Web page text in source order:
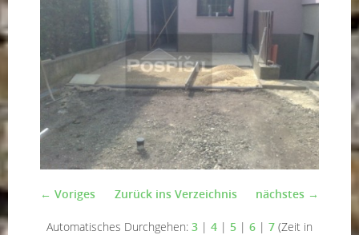
← Voriges nächstes →
Zurück ins Verzeichnis
Automatisches Durchgehen: 3 | 4 | 5 | 6 | 7 (Zeit in